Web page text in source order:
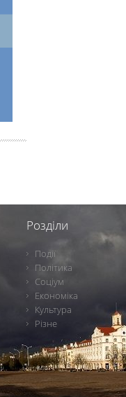
Розділи
Події
Політика
Соціум
Економіка
Культура
Різне